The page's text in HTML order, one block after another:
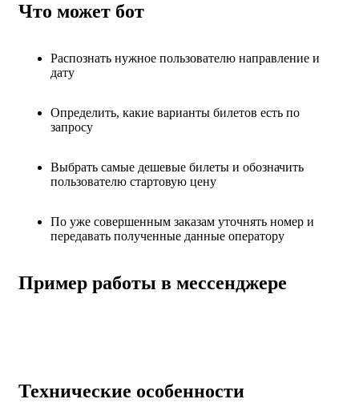
Что может бот
Распознать нужное пользователю направление и
дату
Определить, какие варианты билетов есть по
запросу
Выбрать самые дешевые билеты и обозначить
пользователю стартовую цену
По уже совершенным заказам уточнять номер и
передавать полученные данные оператору
Пример работы в мессенджере
Технические особенности